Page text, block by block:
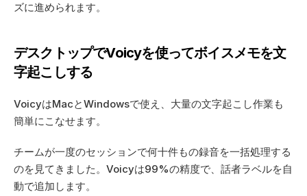
ズに進められます。
デスクトップでVoicyを使ってボイスメモを文
字起こしする
VoicyはMacとWindowsで使え、大量の文字起こし作業も
簡単にこなせます。
チームが一度のセッションで何十件もの録音を一括処理する
のを見てきました。Voicyは99%の精度で、話者ラベルを自
動で追加します。